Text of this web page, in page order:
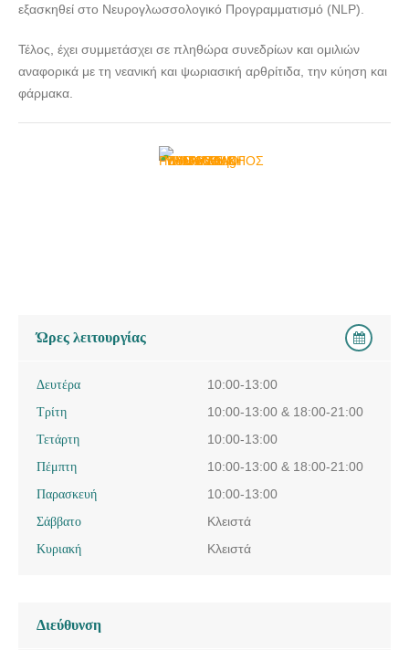
εξασκηθεί στο Νευρογλωσσολογικό Προγραμματισμό (NLP).
Τέλος, έχει συμμετάσχει σε πληθώρα συνεδρίων και ομιλιών
αναφορικά με τη νεανική και ψωριασική αρθρίτιδα, την κύηση και
φάρμακα.
Ώρες λειτουργίας
Δευτέρα
10:00-13:00
Τρίτη
10:00-13:00 & 18:00-21:00
Τετάρτη
10:00-13:00
Πέμπτη
10:00-13:00 & 18:00-21:00
Παρασκευή
10:00-13:00
Σάββατο
Κλειστά
Κυριακή
Κλειστά
Διεύθυνση